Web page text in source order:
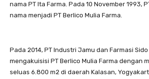
nama PT Ita Farma. Pada 10 November 1993,
nama menjadi PT Berlico Mulia Farma.
Pada 2014, PT Industri Jamu dan Farmasi
mengakuisisi PT Berlico Mulia Farma dengan
seluas 6.800 m2 di daerah Kalasan,